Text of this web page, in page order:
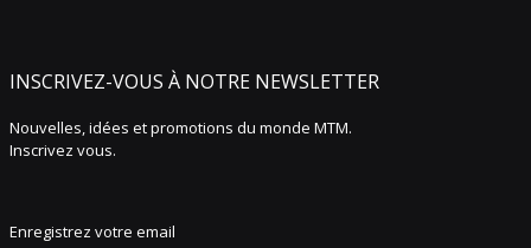
INSCRIVEZ-VOUS À NOTRE NEWSLETTER
Nouvelles, idées et promotions du monde MTM.
Inscrivez vous.
Enregistrez votre email